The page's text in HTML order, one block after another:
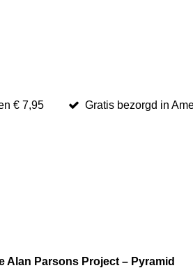
€ 7,95
Gratis bezorgd in
Alan Parsons Project – Pyramid